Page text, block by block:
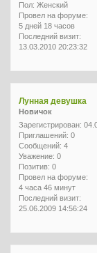
Пол: Женский
Провел на форуме:
5 дней 18 часов
Последний визит:
13.03.2010 20:23:32
Лунная девушка
Новичок
Зарегистрирован:
Приглашений: 0
Сообщений: 4
Уважение: 0
Позитив: 0
Провел на форуме:
4 часа 46 минут
Последний визит:
25.06.2009 14:56:24